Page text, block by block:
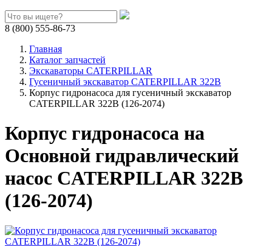
8 (800) 555-86-73
Главная
Каталог запчастей
Экскаваторы CATERPILLAR
Гусеничный экскаватор CATERPILLAR 322B
Корпус гидронасоса для гусеничный экскаватор
CATERPILLAR 322B (126-2074)
Корпус гидронасоса на
Основной гидравлический
насос CATERPILLAR 322B
(126-2074)